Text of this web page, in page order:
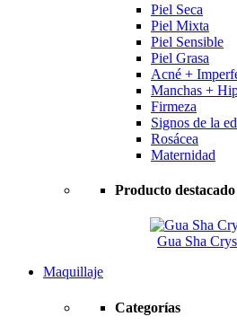
Piel Seca
Piel Mixta
Piel Sensible
Piel Grasa
Acné +
Manchas +
Firmeza
Signos de la
Rosácea
Maternidad
Producto destacado
Gua Sha
Maquillaje
Categorías